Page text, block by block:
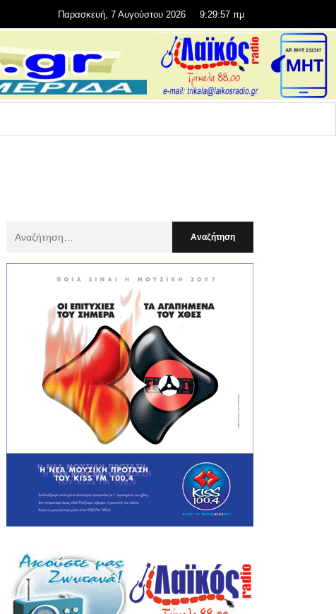
Παρασκευή, 7 Αυγούστου 2026 9:29:58 πμ
: